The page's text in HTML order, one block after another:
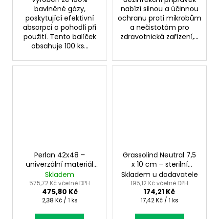
bavlněné gázy,
poskytující efektivní
absorpci a pohodlí při
použití. Tento balíček
obsahuje 100 ks...
nabízí silnou a účinnou
ochranu proti mikrobům
a nečistotám pro
zdravotnická zařízení,...
Perlan 42x48 –
univerzální materiál
pro hygienické a
filtrační použití
Skladem
575,72 Kč včetně DPH
475,80 Kč
Měrná
2,38 Kč / 1 ks
Grassolind Neutral 7,5
x 10 cm – sterilní
nepřilnavé krytí ran
Skladem u dodavatele
195,12 Kč včetně DPH
174,21 Kč
Měrná
17,42 Kč / 1 ks